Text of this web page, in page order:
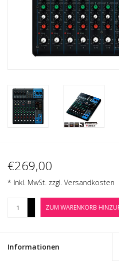
PA-Anlage
Traditionelle Instrumente
Star-Club Merch
Noten-Zubehör
Jobbörse
€269,00
* Inkl. MwSt. zzgl. Versandkosten
ZUM WARENKORB
Informationen